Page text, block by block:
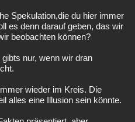
Spekulation,die du hier immer
es denn darauf geben, das wir
beobachten können?
nur, wenn wir dran
wieder im Kreis. Die
alles eine Illusion sein könnte.